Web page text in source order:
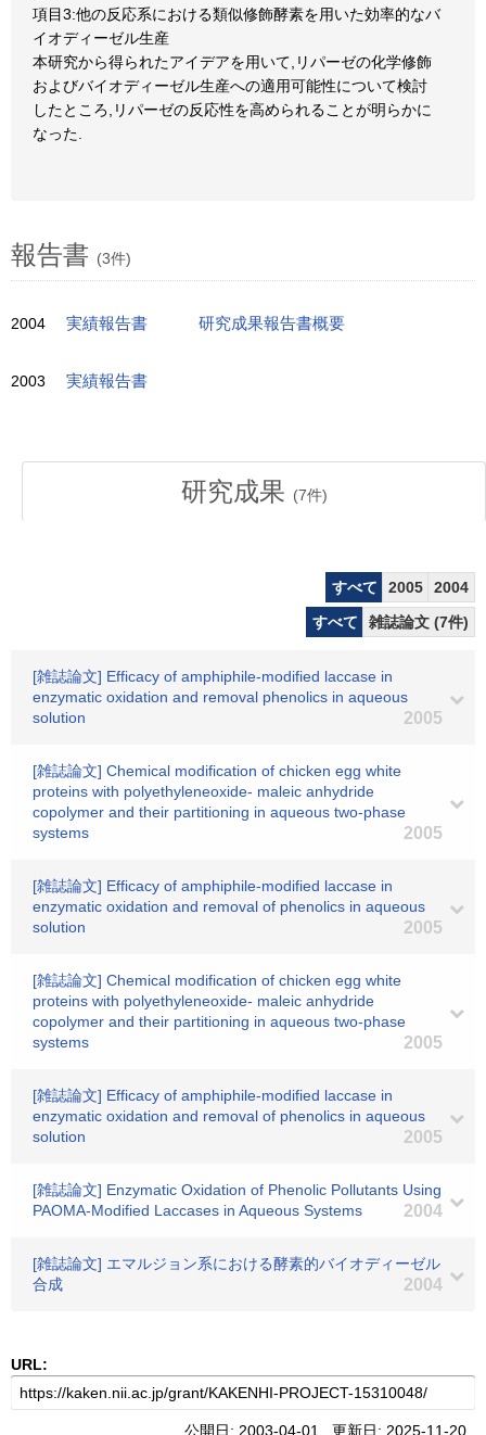
項目3:他の反応系における類似修飾酵素を用いた効率的なバ
イオディーゼル生産
本研究から得られたアイデアを用いて,リパーゼの化学修飾
およびバイオディーゼル生産への適用可能性について検討
したところ,リパーゼの反応性を高められることが明らかに
なった.
報告書 (3件)
2004 実績報告書 研究成果報告書概要
2003 実績報告書
研究成果 (7件)
すべて 2005
2004
すべて
雑誌論文 (7件)
[雑誌論文] Efficacy of amphiphile-modified laccase in
enzymatic oxidation and removal phenolics in aqueous
solution
2005
[雑誌論文] Chemical modification of chicken egg white
proteins with polyethyleneoxide- maleic anhydride
copolymer and their partitioning in aqueous two-phase
systems
2005
[雑誌論文] Efficacy of amphiphile-modified laccase in
enzymatic oxidation and removal of phenolics in aqueous
solution
2005
[雑誌論文] Chemical modification of chicken egg white
proteins with polyethyleneoxide- maleic anhydride
copolymer and their partitioning in aqueous two-phase
systems
2005
[雑誌論文] Efficacy of amphiphile-modified laccase in
enzymatic oxidation and removal of phenolics in aqueous
solution
2005
[雑誌論文] Enzymatic Oxidation of Phenolic Pollutants Using
PAOMA-Modified Laccases in Aqueous Systems
2004
[雑誌論文] エマルジョン系における酵素的バイオディーゼル
合成
2004
URL:
公開日: 2003-04-01 更新日: 2025-11-20